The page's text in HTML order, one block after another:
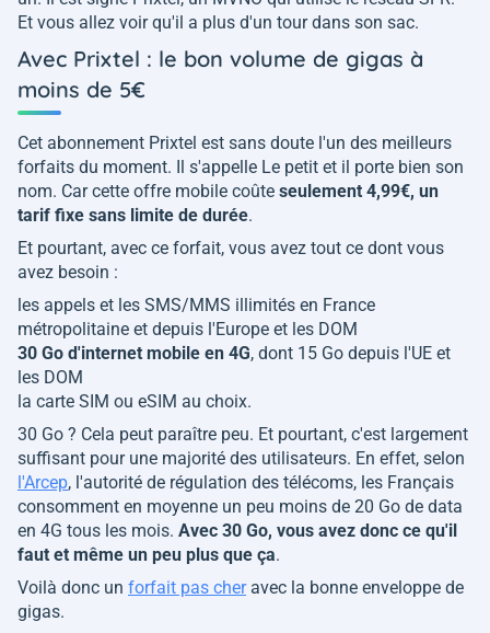
Et vous allez voir qu'il a plus d'un tour dans son sac.
Avec Prixtel : le bon volume de gigas à
moins de 5€
Cet abonnement Prixtel est sans doute l'un des meilleurs
forfaits du moment. Il s'appelle Le petit et il porte bien son
nom. Car cette offre mobile coûte seulement 4,99€, un
tarif fixe sans limite de durée.
Et pourtant, avec ce forfait, vous avez tout ce dont vous
avez besoin :
les appels et les SMS/MMS illimités en France
métropolitaine et depuis l'Europe et les DOM
30 Go d'internet mobile en 4G, dont 15 Go depuis l'UE et
les DOM
la carte SIM ou eSIM au choix.
30 Go ? Cela peut paraître peu. Et pourtant, c'est largement
suffisant pour une majorité des utilisateurs. En effet, selon
l'Arcep, l'autorité de régulation des télécoms, les Français
consomment en moyenne un peu moins de 20 Go de data
en 4G tous les mois. Avec 30 Go, vous avez donc ce qu'il
faut et même un peu plus que ça.
Voilà donc un forfait pas cheravec la bonne enveloppe de
gigas.